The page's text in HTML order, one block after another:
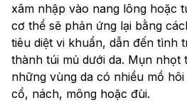
xâm nhập vào nang lông hoặc
cơ thể sẽ phản ứng lại bằng
tiêu diệt vi khuẩn, dẫn đến tình
thành túi mủ dưới da. Mụn nhọt
những vùng da có nhiều mồ
cổ, nách, mông hoặc đùi.